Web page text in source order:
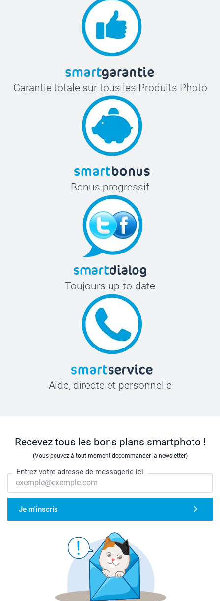
Garantie totale sur tous les Produits Photo
Bonus progressif
Toujours up-to-date
Aide, directe et personnelle
Recevez tous les bons plans smartphoto !
(Vous pouvez à tout moment décommander la newsletter)
Entrez votre adresse de messagerie ici
Je m'inscris